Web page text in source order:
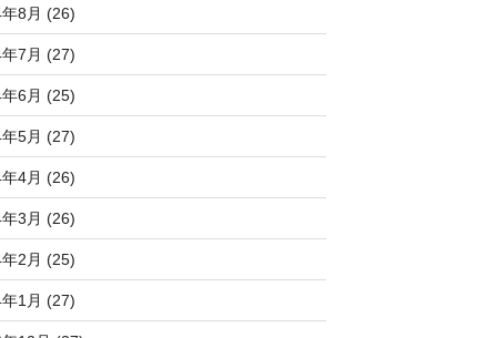
8月 (26)
7月 (27)
6月 (25)
5月 (27)
4月 (26)
3月 (26)
2月 (25)
1月 (27)